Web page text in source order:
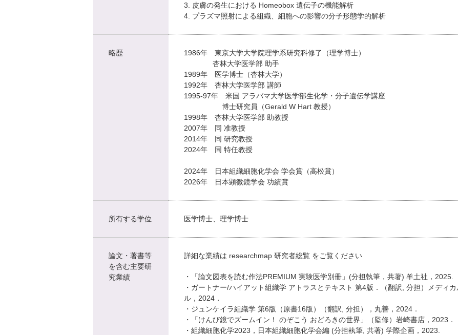
3. 皮膚の発生における Homeobox 遺伝子の機能解析
4. プラズマ照射による組織、細胞への影響の分子形態学的解析
略歴
1986年 東京大学大学院理学系研究科修了（理学博士）
杏林大学医学部 助手
1989年 医学博士（杏林大学）
1992年 杏林大学医学部 講師
1995-97年 米国 アラバマ大学医学部生化学・分子遺伝学講座
博士研究員（Gerald W Hart 教授）
1998年 杏林大学医学部 助教授
2007年 同 准教授
2014年 同 研究教授
2024年 同 特任教授
2024年 日本組織細胞化学会 学会賞（高松賞）
2026年 日本顕微鏡学会 功績賞
所有する学位 医学博士、理学博士
論文・著書等
を含む主要研
究業績
詳細な業績は researchmap 研究者総覧 をご覧ください
・「論文図表を読む作法PREMIUM 実験医学別冊」(分担執筆，共著) 羊土社，2025.
・ガートナー/ハイアット組織学 アトラスとテキスト 第4版．（翻訳, 分担）メディ
ル，2024．
・ジュンケイラ組織学 第6版（原書16版）（翻訳, 分担），丸善，2024．
・「けんび鏡でズームイン！ のぞこう おどろきの世界」（監修）岩崎書店，2023．
・組織細胞化学2023，日本組織細胞化学会編 (分担執筆, 共著) 学際企画，2023.